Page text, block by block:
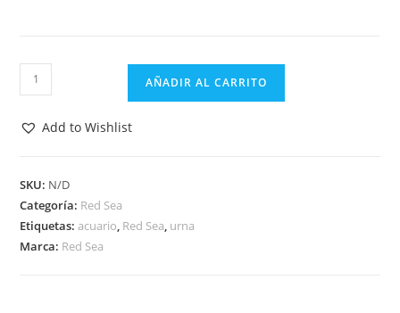
REEFER-
S
AÑADIR AL CARRITO
Add to Wishlist
SKU: N/D
Categoría: Red Sea
Etiquetas:acuario, Red Sea, urna
Marca: Red Sea